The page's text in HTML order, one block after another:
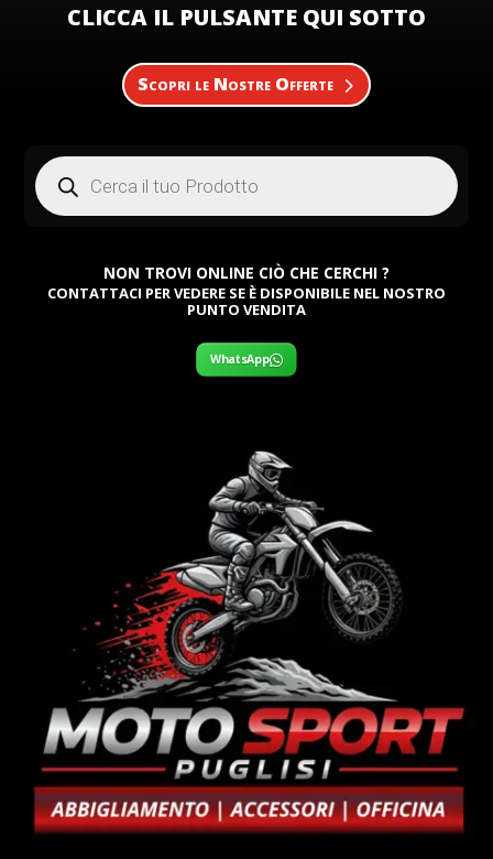
CLICCA IL PULSANTE QUI SOTTO
Scopri le Nostre Offerte
Products
search
NON TROVI ONLINE CIÒ CHE CERCHI ?
CONTATTACI PER VEDERE SE È DISPONIBILE NEL NOSTRO
PUNTO VENDITA
WhatsApp